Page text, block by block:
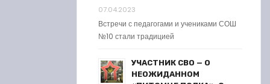
07.04.2023
Встречи с педагогами и учениками СОШ
№10 стали традицией
УЧАСТНИК СВО — О
НЕОЖИДАННОМ